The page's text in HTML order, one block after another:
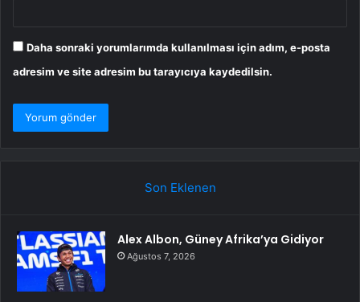
Daha sonraki yorumlarımda kullanılması için adım, e-posta
adresim ve site adresim bu tarayıcıya kaydedilsin.
Son Eklenen
Alex Albon, Güney Afrika’ya Gidiyor
Ağustos 7, 2026